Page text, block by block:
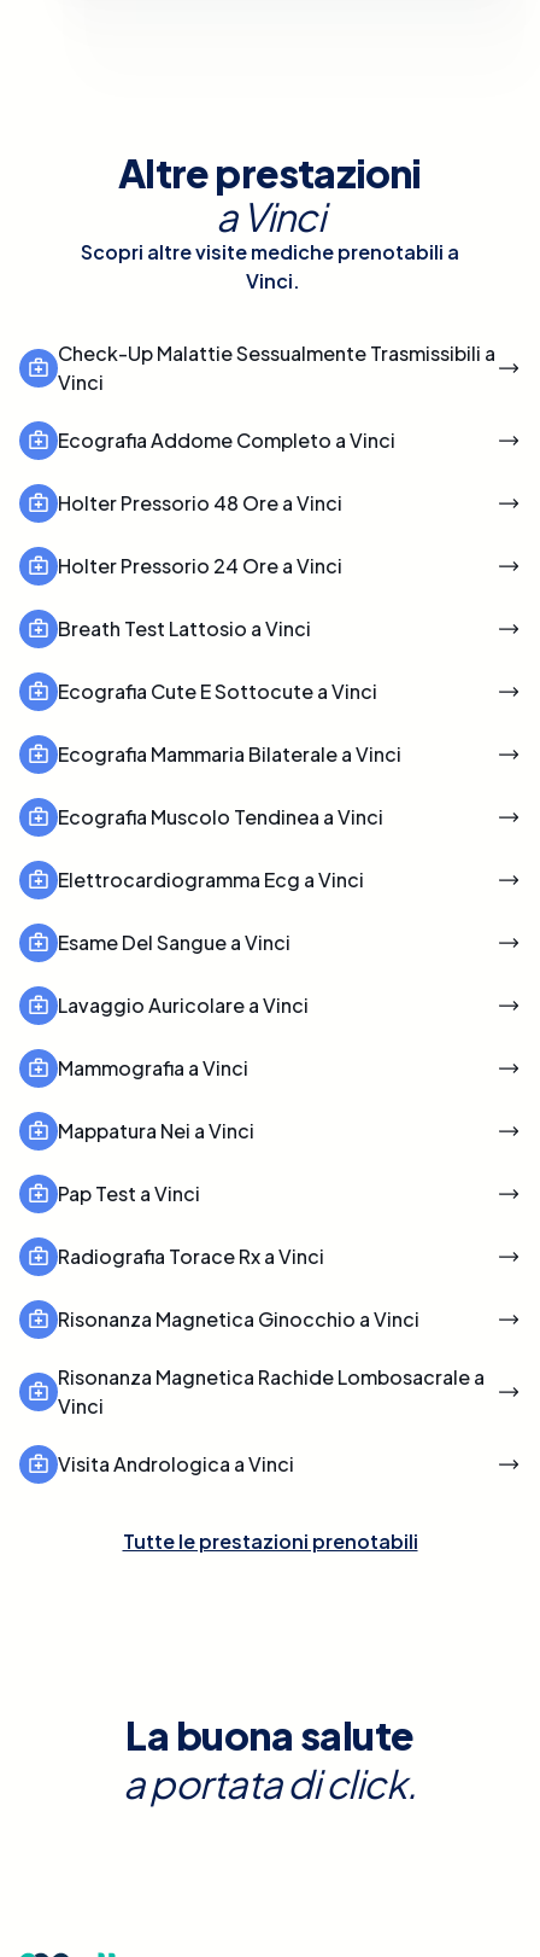
Altre prestazioni
a Vinci
Scopri altre visite mediche prenotabili a
Vinci.
Check-Up Malattie Sessualmente Trasmissibili a
Vinci
Ecografia Addome Completo a Vinci
Holter Pressorio 48 Ore a Vinci
Holter Pressorio 24 Ore a Vinci
Breath Test Lattosio a Vinci
Ecografia Cute E Sottocute a Vinci
Ecografia Mammaria Bilaterale a Vinci
Ecografia Muscolo Tendinea a Vinci
Elettrocardiogramma Ecg a Vinci
Esame Del Sangue a Vinci
Lavaggio Auricolare a Vinci
Mammografia a Vinci
Mappatura Nei a Vinci
Pap Test a Vinci
Radiografia Torace Rx a Vinci
Risonanza Magnetica Ginocchio a Vinci
Risonanza Magnetica Rachide Lombosacrale a
Vinci
Visita Andrologica a Vinci
Tutte le prestazioni prenotabili
La buona salute
a portata di click.